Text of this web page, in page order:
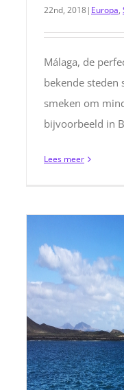
22nd, 2018| Europa,
Málaga, de
bekende steden
smeken om
bijvoorbeeld in
Lees meer